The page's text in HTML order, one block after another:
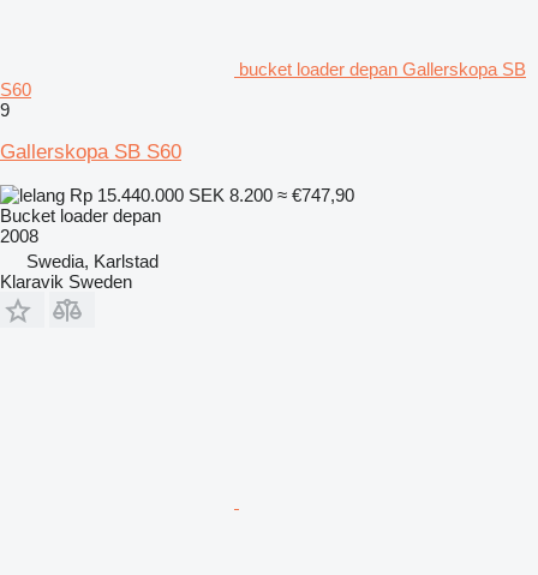
bucket loader depan Gallerskopa SB
S60
9
Gallerskopa SB S60
Rp 15.440.000 SEK 8.200 ≈ €747,90
Bucket loader depan
2008
Swedia, Karlstad
Klaravik Sweden